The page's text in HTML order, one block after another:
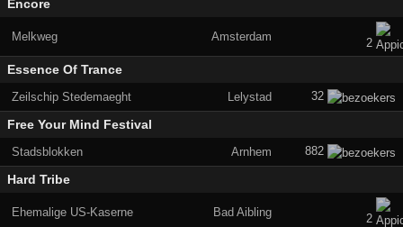
Encore
Melkweg Amsterdam 2
Essence Of Trance
Zeilschip Stedemaeght Lelystad 32
Free Your Mind Festival
Stadsblokken Arnhem 882
Hard Tribe
Ehemalige US-Kaserne Bad Aibling 2